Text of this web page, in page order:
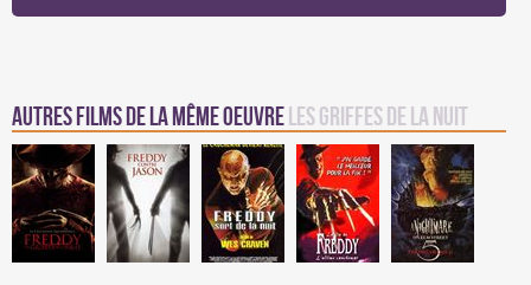
Autres films de la même oeuvre Les griffes de la nuit